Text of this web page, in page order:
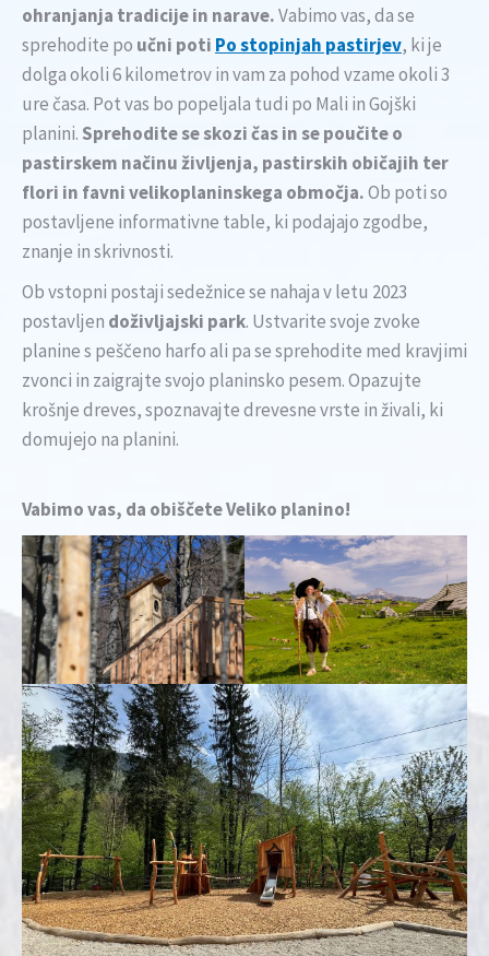
ohranjanja tradicije in narave.Vabimo vas, da se
sprehodite po učni poti Po stopinjah pastirjev, ki je
dolga okoli 6 kilometrov in vam za pohod vzame okoli 3
ure časa. Pot vas bo popeljala tudi po Mali in Gojški
planini. Sprehodite se skozi čas in se poučite o
pastirskem načinu življenja, pastirskih običajih ter
flori in favni velikoplaninskega območja.Ob poti so
postavljene informativne table, ki podajajo zgodbe,
znanje in skrivnosti.
Ob vstopni postaji sedežnice se nahaja v letu 2023
postavljen doživljajski park. Ustvarite svoje zvoke
planine s peščeno harfo ali pa se sprehodite med kravjimi
zvonci in zaigrajte svojo planinsko pesem. Opazujte
krošnje dreves, spoznavajte drevesne vrste in živali, ki
domujejo na planini.
Vabimo vas, da obiščete Veliko planino!